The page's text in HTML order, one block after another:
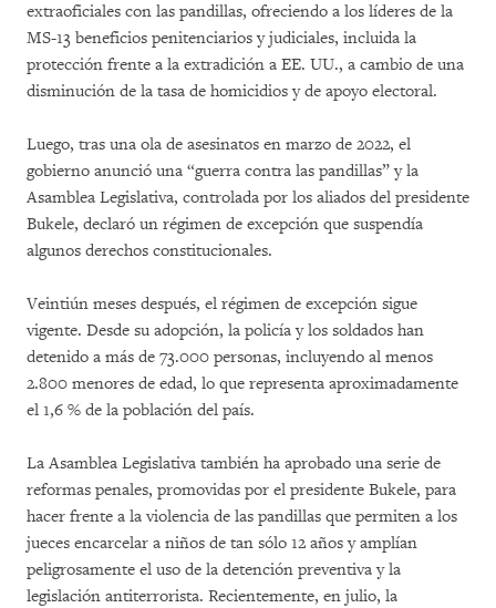
extraoficiales con las pandillas, ofreciendo a los líderes de la
MS-13 beneficios penitenciarios y judiciales, incluida la
protección frente a la extradición a EE. UU., a cambio de una
disminución de la tasa de homicidios y de apoyo electoral.
Luego, tras una ola de asesinatos en marzo de 2022, el
gobierno anunció una “guerra contra las pandillas” y la
Asamblea Legislativa, controlada por los aliados del presidente
Bukele, declaró un régimen de excepción que suspendía
algunos derechos constitucionales.
Veintiún meses después, el régimen de excepción sigue
vigente. Desde su adopción, la policía y los soldados han
detenido a más de 73.000 personas, incluyendo al menos
2.800 menores de edad, lo que representa aproximadamente
el 1,6 % de la población del país.
La Asamblea Legislativa también ha aprobado una serie de
reformas penales, promovidas por el presidente Bukele, para
hacer frente a la violencia de las pandillas que permiten a los
jueces encarcelar a niños de tan sólo 12 años y amplían
peligrosamente el uso de la detención preventiva y la
legislación antiterrorista. Recientemente, en julio, la